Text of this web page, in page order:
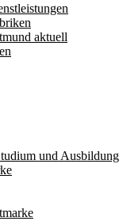
aktuell
und Ausbildung